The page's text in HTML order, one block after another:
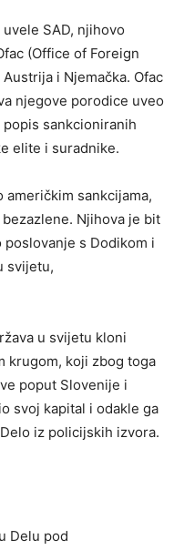
SAD, njihovo
(Office of Foreign
i Njemačka. Ofac
njegove porodice uveo
popis sankcioniranih
elite i suradnike.
sankcijama,
Njihova je bit
s Dodikom i
svijetu,
u svijetu kloni
krugom, koji zbog toga
poput Slovenije i
svoj kapital i odakle ga
iz policijskih izvora.
Delu pod